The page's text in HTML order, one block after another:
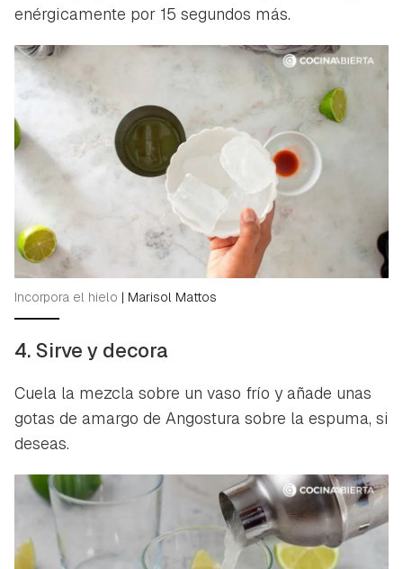
Guardar como favorito
Para poder guardar como favorito, primero has de
iniciar sesión con tu cuenta de Hogarmanía.
INICIAR SESIÓN CANCELAR
enérgicamente por 15 segundos más.
Incorpora el hielo | Marisol Mattos
4. Sirve y decora
Cuela la mezcla sobre un vaso frío y añade unas
gotas de amargo de Angostura sobre la espuma, si
deseas.
Gracias por suscribirte a nuestro boletín.
ACEPTAR